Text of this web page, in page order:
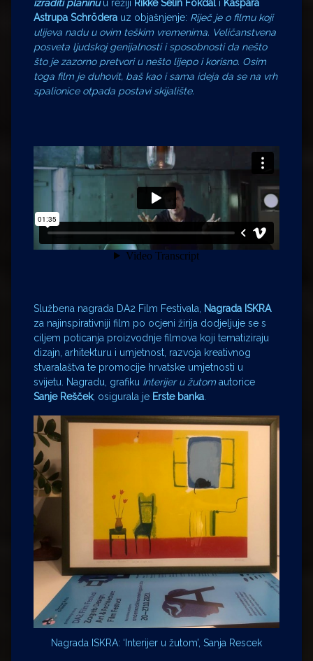
izraditi planinuu režiji Rikke Selin Fokdal i Kaspara
Astrupa Schrödera uz objašnjenje: Riječ je o filmu koji
ulijeva nadu u ovim teškim vremenima. Veličanstvena
posveta ljudskoj genijalnosti i sposobnosti da nešto
što je zazorno pretvori u nešto lijepo i korisno. Osim
toga film je duhovit, baš kao i sama ideja da se na vrh
spalionice otpada postavi skijalište.
Službena nagrada DA2 Film Festivala,
Nagrada ISKRA
za najinspirativniji film po ocjeni žirija dodjeljuje se s
ciljem poticanja proizvodnje filmova koji tematiziraju
dizajn, arhitekturu i umjetnost, razvoja kreativnog
stvaralaštva te promocije hrvatske umjetnosti u
svijetu. Nagradu, grafiku Interijer u žutomautorice
Sanje Rešček, osigurala je Erste banka
Nagrada ISKRA: ‘Interijer u žutom’, Sanja Rescek